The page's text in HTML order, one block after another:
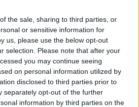
the sale, sharing to third parties, or
or sensitive information for
us, please use the below opt-out
selection. Please note that after your
you may continue seeing
on personal information utilized by
disclosed to third parties prior to
separately opt-out of the further
information by third parties on the